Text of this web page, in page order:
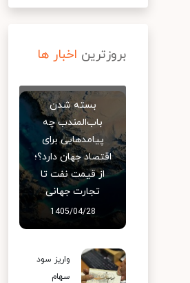
بروزترین اخبار ها
بسته شدن
باب‌المندب چه
پیامدهایی برای
اقتصاد جهان دارد؟؛
از قیمت نفت تا
تجارت جهانی
1405/04/28
واریز سود
سهام